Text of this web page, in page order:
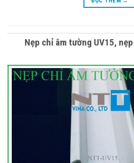
Nẹp chỉ âm tường UV15,